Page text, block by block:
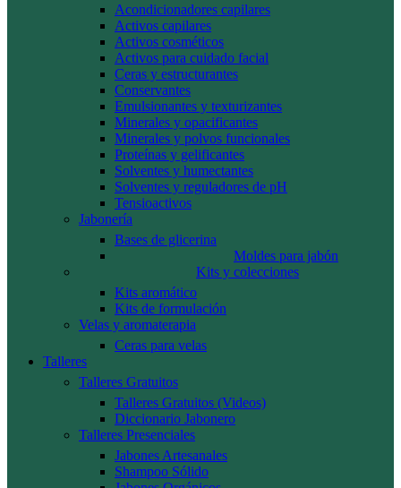
Acondicionadores capilares
Activos capilares
Activos cosméticos
Activos para cuidado facial
Ceras y estructurantes
Conservantes
Emulsionantes y texturizantes
Minerales y opacificantes
Minerales y polvos funcionales
Proteínas y gelificantes
Solventes y humectantes
Solventes y reguladores de pH
Tensioactivos
Jabonería
Bases de glicerina
Moldes para jabón
Kits y colecciones
Kits aromático
Kits de formulación
Velas y aromaterapia
Ceras para velas
Talleres
Talleres Gratuitos
Talleres Gratuitos (Videos)
Diccionario Jabonero
Talleres Presenciales
Jabones Artesanales
Shampoo Sólido